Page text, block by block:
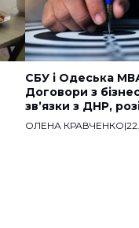
СБУ і Одеська
Договори з
звʼязки з ДНР,
ОЛЕНА КРАВЧЕНКО|